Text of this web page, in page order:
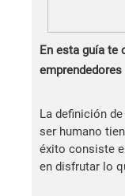
En esta guía te
La definición
ser humano
éxito consiste
en disfrutar lo